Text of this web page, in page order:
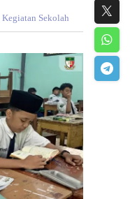
Kegiatan Sekolah